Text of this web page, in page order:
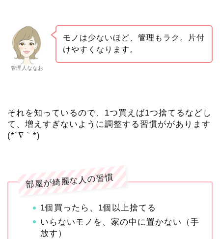
管理人ななお
モノは少ないほど、管理もラク。片付
けやすくなります。
それを知っているので、 1つ買えば1つ捨てるなどし
て、増えすぎないように調整する習慣ががあります
(*´∇｀*)
部屋が綺麗な人の習慣
1個買ったら、1個以上捨てる
いらないモノを、家の中に置かない（手
放す）